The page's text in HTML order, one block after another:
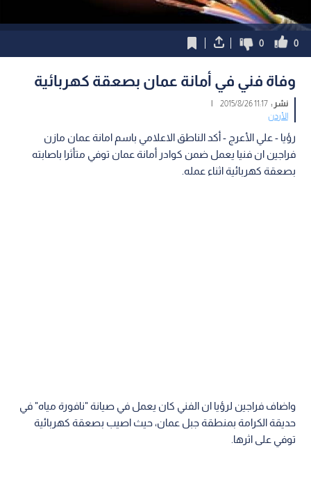
0
0
وفاة فني في أمانة عمان بصعقة كهربائية
نشر :11:17 2015/8/26
|
الأردن
رؤيا - علي الأعرج - أكد الناطق الاعلامي باسم امانة عمان مازن
فراجين ان فنيا يعمل ضمن كوادر أمانة عمان توفي متأثرا باصابته
بصعقة كهربائية اثناء عمله.
واضاف فراجين لرؤيا ان الفني كان يعمل في صيانة "نافورة مياه" في
حديقة الكرامة بمنطقة جبل عمان، حيث اصيب بصعقة كهربائية
توفي على اثرها.